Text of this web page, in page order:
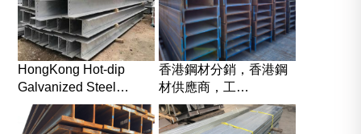
HongKong Hot-dip
Galvanized Steel…
香港鋼材分銷，香港鋼
材供應商，工…